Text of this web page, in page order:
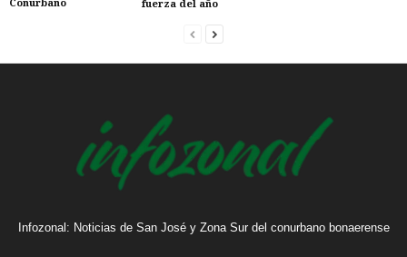
Conurbano
fuerza del año
Infozonal: Noticias de San José y Zona Sur del conurbano bonaerense